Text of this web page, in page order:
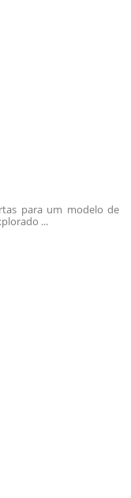
para um modelo de
...